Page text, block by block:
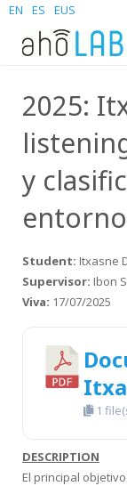
EN ES EUS
Staff
Sites
Aholab-GTTS
Deep
BrAIn2lang
HiTZ zentroa
Publications
PhD Theses
Products
For end-users
For
Aholab
Demos
For students
Bachelor
PhD
News and
News
Upcoming
Contact info
How to reach
Join us
2025:
y
Student: Itxasne
Supervisor: Ibon
Viva: 17/07/2025
1
DESCRIPTION
El principal